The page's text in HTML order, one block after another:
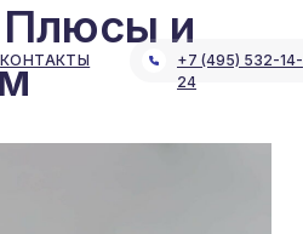
КОНТАКТЫ
+7 (495) 532-14-
24
Плюсы и